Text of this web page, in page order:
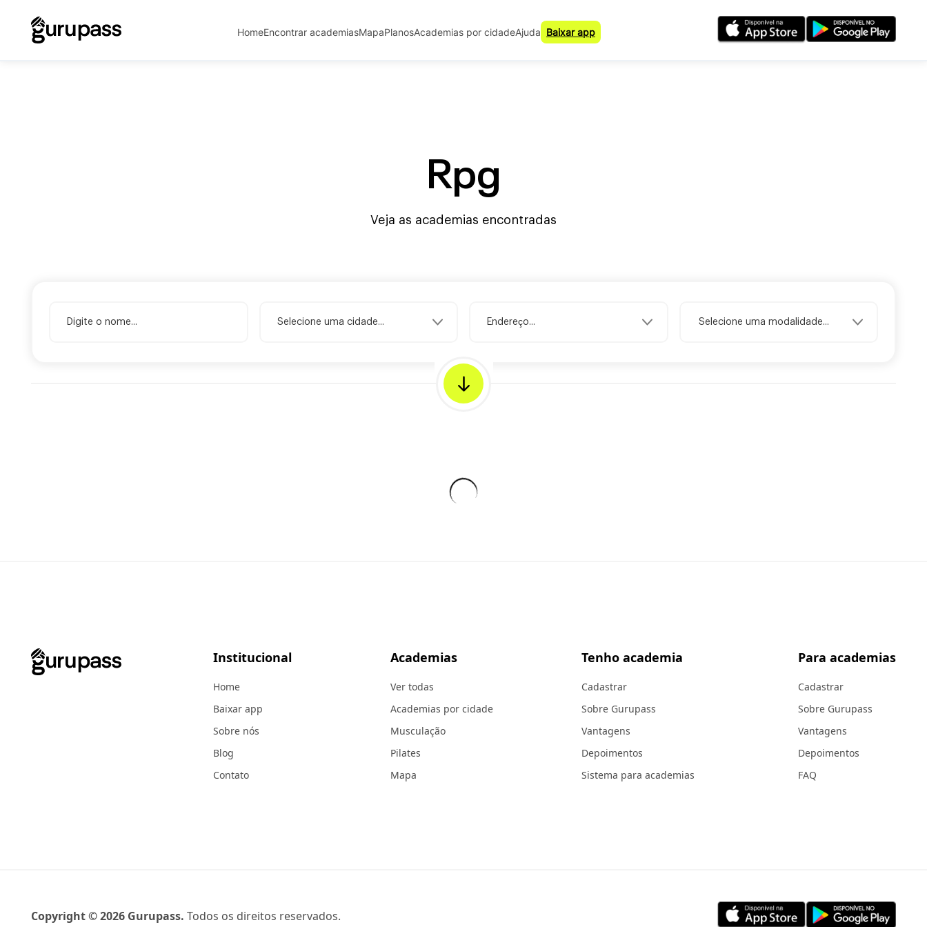
HomeEncontrar academiasMapaPlanosAcademias por cidadeAjuda Baixar app
Rpg
Veja as academias encontradas
Selecione uma modalidade...
Institucional
Home
Baixar app
Sobre nós
Blog
Contato
Academias
Ver todas
Academias por cidade
Musculação
Pilates
Mapa
Tenho academia
Cadastrar
Sobre Gurupass
Vantagens
Depoimentos
Sistema para academias
Para academias
Cadastrar
Sobre Gurupass
Vantagens
Depoimentos
FAQ
Copyright ©2026 Gurupass. Todos os direitos reservados.